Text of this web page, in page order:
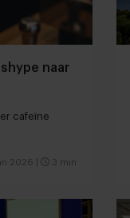
naar
cafeïne
2026 3 min